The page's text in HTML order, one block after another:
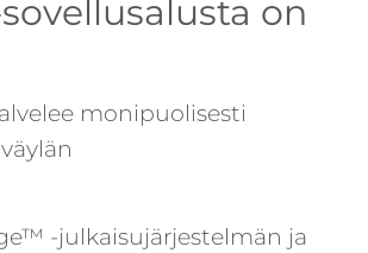
on
monipuolisesti
-julkaisujärjestelmän ja